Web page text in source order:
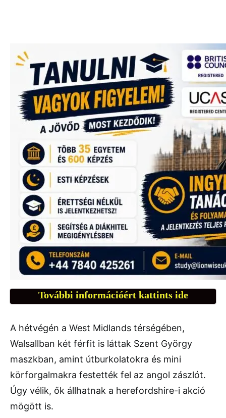
További információért kattints ide
A hétvégén a West Midlands térségében,
Walsallban két férfit is láttak Szent György
maszkban, amint útburkolatokra és mini
körforgalmakra festették fel az angol zászlót.
Úgy vélik, ők állhatnak a herefordshire-i akció
mögött is.